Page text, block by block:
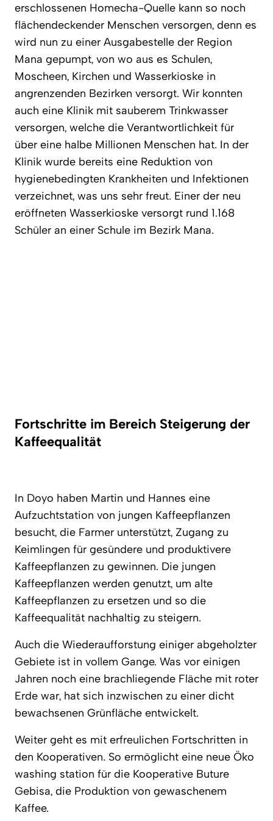
erschlossenen Homecha-Quelle kann so noch
flächendeckender Menschen versorgen, denn es
wird nun zu einer Ausgabestelle der Region
Mana gepumpt, von wo aus es Schulen,
Moscheen, Kirchen und Wasserkioske in
angrenzenden Bezirken versorgt. Wir konnten
auch eine Klinik mit sauberem Trinkwasser
versorgen, welche die Verantwortlichkeit für
über eine halbe Millionen Menschen hat. In der
Klinik wurde bereits eine Reduktion von
hygienebedingten Krankheiten und Infektionen
verzeichnet, was uns sehr freut. Einer der neu
eröffneten Wasserkioske versorgt rund 1.168
Schüler an einer Schule im Bezirk Mana.
Fortschritte im Bereich Steigerung der
Kaffeequalität
In Doyo haben Martin und Hannes eine
Aufzuchtstation von jungen Kaffeepflanzen
besucht, die Farmer unterstützt, Zugang zu
Keimlingen für gesündere und produktivere
Kaffeepflanzen zu gewinnen. Die jungen
Kaffeepflanzen werden genutzt, um alte
Kaffeepflanzen zu ersetzen und so die
Kaffeequalität nachhaltig zu steigern.
Auch die Wiederaufforstung einiger abgeholzter
Gebiete ist in vollem Gange. Was vor einigen
Jahren noch eine brachliegende Fläche mit roter
Erde war, hat sich inzwischen zu einer dicht
bewachsenen Grünfläche entwickelt.
Weiter geht es mit erfreulichen Fortschritten in
den Kooperativen. So ermöglicht eine neue Öko
washing station für die Kooperative Buture
Gebisa, die Produktion von gewaschenem
Kaffee.